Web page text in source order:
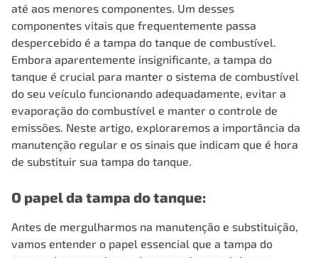
até aos menores componentes. Um desses
componentes vitais que frequentemente passa
despercebido é a tampa do tanque de combustível.
Embora aparentemente insignificante, a tampa do
tanque é crucial para manter o sistema de combustível
do seu veículo funcionando adequadamente, evitar a
evaporação do combustível e manter o controle de
emissões. Neste artigo, exploraremos a importância da
manutenção regular e os sinais que indicam que é hora
de substituir sua tampa do tanque.
O papel da tampa do tanque:
Antes de mergulharmos na manutenção e substituição,
vamos entender o papel essencial que a tampa do